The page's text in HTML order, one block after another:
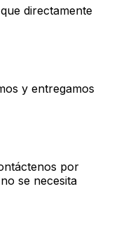
directamente
y entregamos
por
se necesita